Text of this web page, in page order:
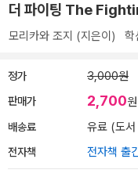
더 파이팅 The
모리카와 조지 (지은이) 학
정가 3,000원
판매가 2,700원
배송료 유료 (도
전자책 전자책 출